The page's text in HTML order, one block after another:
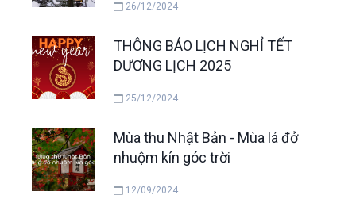
26/12/2024
THÔNG BÁO LỊCH NGHỈ TẾT
DƯƠNG LỊCH 2025
25/12/2024
Mùa thu Nhật Bản - Mùa lá đở
nhuộm kín góc trời
12/09/2024